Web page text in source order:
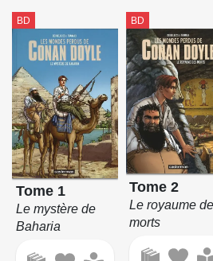
BD
Tome 1
Le mystère de
Baharia
BD
Tome 2
Le royaume
morts